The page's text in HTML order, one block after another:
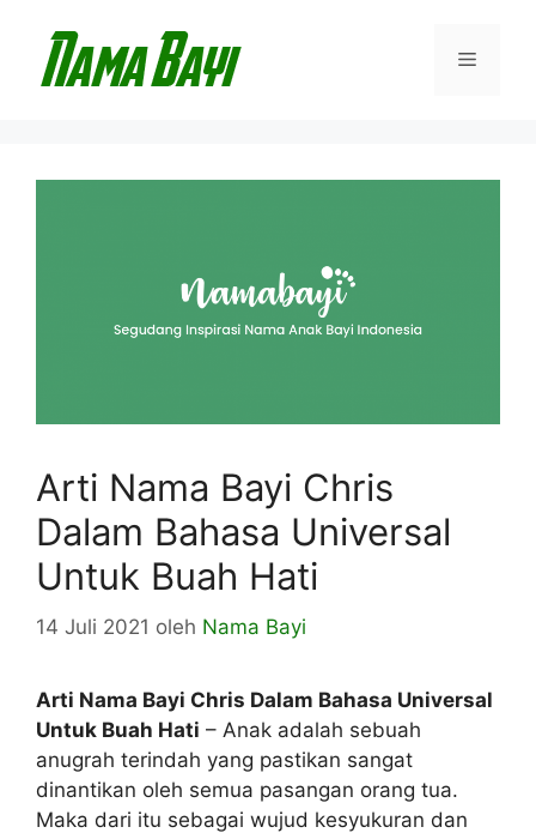
Menu
Arti Nama Bayi Chris
Dalam Bahasa Universal
Untuk Buah Hati
14 Juli 2021 oleh Nama Bayi
Arti Nama Bayi Chris Dalam Bahasa Universal
Untuk Buah Hati – Anak adalah sebuah
anugrah terindah yang pastikan sangat
dinantikan oleh semua pasangan orang tua.
Maka dari itu sebagai wujud kesyukuran dan